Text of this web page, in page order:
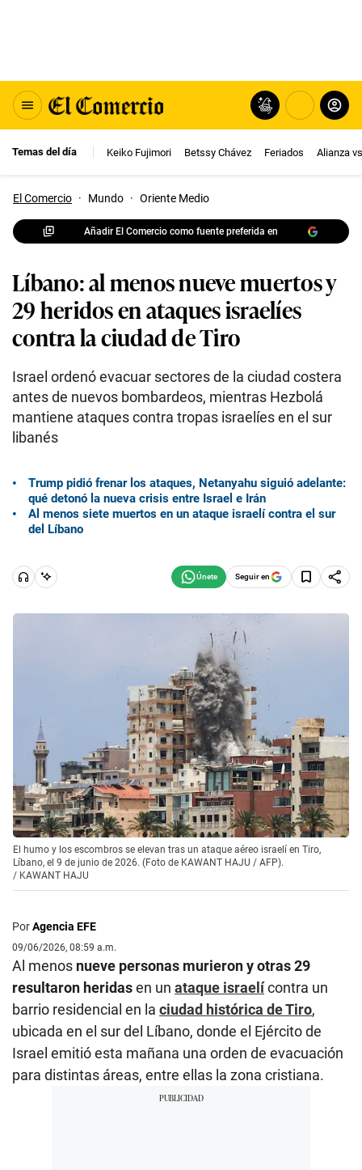
Temas del día Keiko Fujimori Betssy Chávez Feriados Alianza
El Comercio · Mundo · Oriente Medio
Añadir El Comercio como fuente preferida en
Líbano: al menos nueve muertos y
29 heridos en ataques israelíes
contra la ciudad de Tiro
Israel ordenó evacuar sectores de la ciudad costera
antes de nuevos bombardeos, mientras Hezbolá
mantiene ataques contra tropas israelíes en el sur
libanés
Trump pidió frenar los ataques, Netanyahu siguió adelante:
qué detonó la nueva crisis entre Israel e Irán
Al menos siete muertos en un ataque israelí contra el sur
del Líbano
Seguir en
El humo y los escombros se elevan tras un ataque aéreo israelí en Tiro,
Líbano, el 9 de junio de 2026. (Foto de KAWANT HAJU / AFP).
/ KAWANT HAJU
PorAgencia EFE
09/06/2026, 08:59 a.m.
Al menos nueve personas murieron y otras 29
resultaron heridasen un ataque israelícontra un
barrio residencial en la ciudad histórica de Tiro,
ubicada en el sur del Líbano, donde el Ejército de
Israel emitió esta mañana una orden de evacuación
para distintas áreas, entre ellas la zona cristiana.